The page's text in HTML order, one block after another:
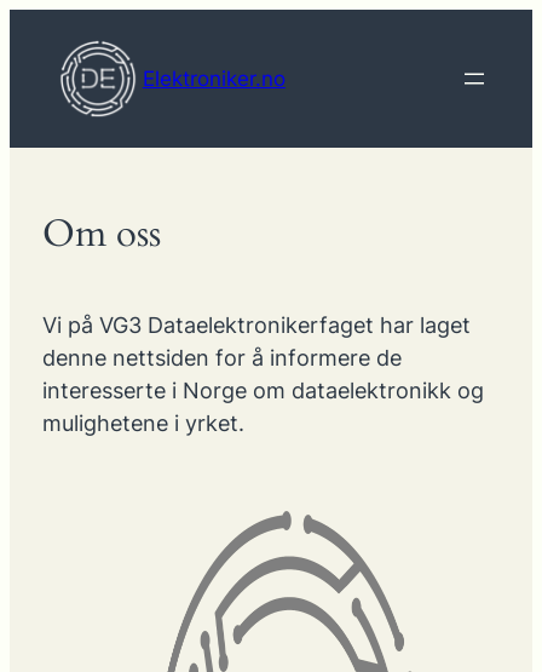
innhold
Elektroniker.no
Om oss
Vi på VG3 Dataelektronikerfaget har laget
denne nettsiden for å informere de
interesserte i Norge om dataelektronikk og
mulighetene i yrket.